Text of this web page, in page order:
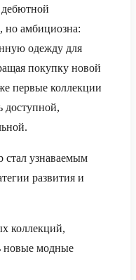
но амбициозна:
одежду для
покупку новой
первые коллекции
доступной,
стал узнаваемым
развития и
коллекций,
новые модные